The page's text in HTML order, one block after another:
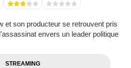
et son producteur se retrouvent pris
envers un leader politique
STREAMING